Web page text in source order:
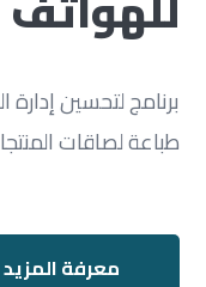
برنامج لتحسين
طباعة لصاقات
معرفة المزيد